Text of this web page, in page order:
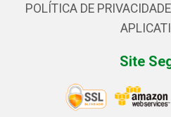
POLÍTICA DE
Site